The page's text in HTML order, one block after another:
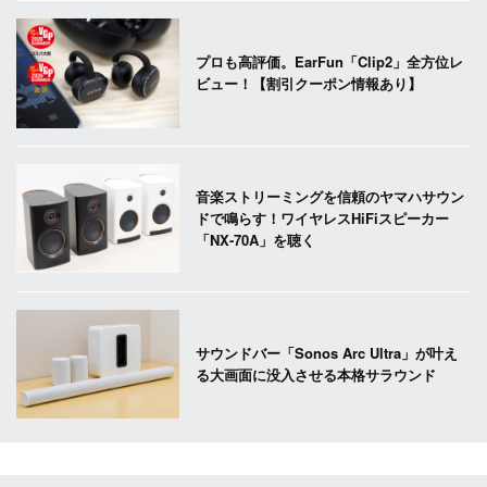
プロも高評価。EarFun「Clip2」全方位レ
ビュー！【割引クーポン情報あり】
音楽ストリーミングを信頼のヤマハサウン
ドで鳴らす！ワイヤレスHiFiスピーカー
「NX-70A」を聴く
サウンドバー「Sonos Arc Ultra」が叶え
る大画面に没入させる本格サラウンド